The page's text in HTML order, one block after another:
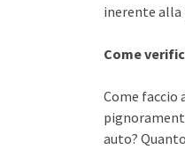
inerente alla
Come
Come faccio
auto?